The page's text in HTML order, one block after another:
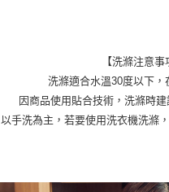
【洗滌注意事
洗滌適合水溫30度以下，
因商品使用貼合技術，洗滌時建
以手洗為主，若要使用洗衣機洗滌